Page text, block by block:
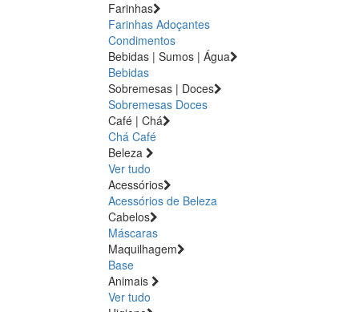
Farinhas
Farinhas Adoçantes
Condimentos
Bebidas | Sumos | Água
Bebidas
Sobremesas | Doces
Sobremesas Doces
Café | Chá
Chá Café
Beleza
Ver tudo
Acessórios
Acessórios de Beleza
Cabelos
Máscaras
Maquilhagem
Base
Animais
Ver tudo